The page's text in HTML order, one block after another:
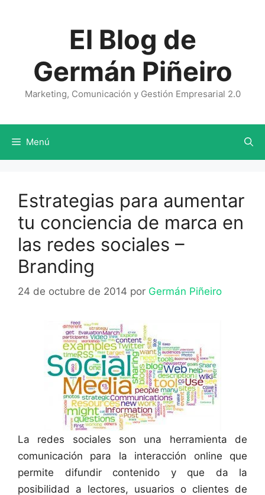
El Blog de
Germán Piñeiro
Marketing, Comunicación y Gestión Empresarial 2.0
Menú
Estrategias para aumentar
tu conciencia de marca en
las redes sociales –
Branding
24 de octubre de 2014 por Germán Piñeiro
La redes sociales son una herramienta de
comunicación para la interacción online que
permite difundir contenido y que da la
posibilidad a lectores, usuarios o clientes de